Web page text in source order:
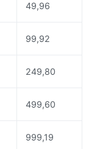
49,96
99,92
249,80
499,60
999,19